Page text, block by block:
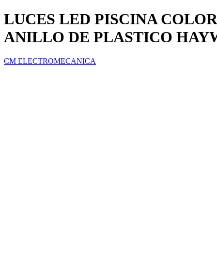
LUCES LED PISCINA
ANILLO DE PLASTICO
CM ELECTROMECANICA